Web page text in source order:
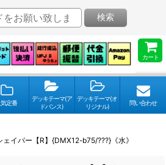
カート
検索
気定番
デッキテーマ(ア
ドバンス)
デッキテーマ(オ
リジナル)
問い合わせ
ェイパー【R】{DMX12-b75/???}《水》